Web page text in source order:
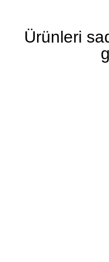
Ürünleri